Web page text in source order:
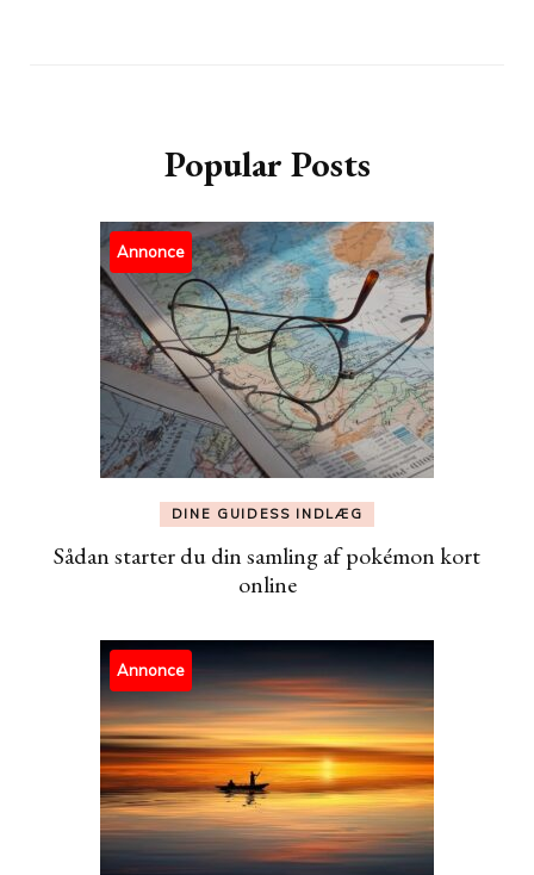
Popular Posts
Annonce
DINE GUIDESS INDLÆG
Sådan starter du din samling af pokémon kort
online
Annonce